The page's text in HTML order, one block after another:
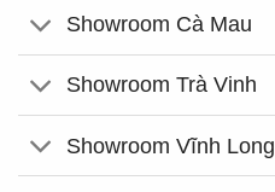
Showroom Cà Mau
Showroom Trà Vinh
Showroom Vĩnh Long